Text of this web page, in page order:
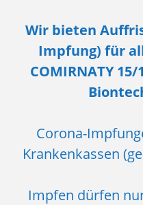
Wir bieten
Impfung) für
COMIRNATY
Corona-
Krankenkassen
Impfen dürfen